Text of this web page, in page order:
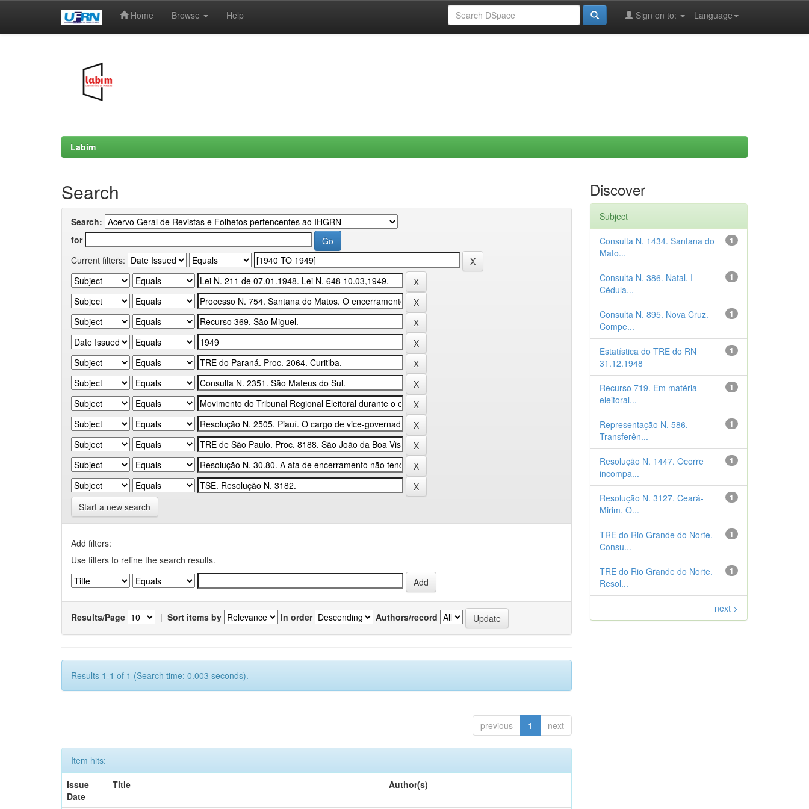
Home Browse Help Language
Sign on to:
Labim
Search
Search:
for
Current filters:
Start a new search
Add filters:
Use filters to refine the search results.
Results/Page | Sort items by In order Authors/record
Results 1-1 of 1 (Search time: 0.003 seconds).
previous 1 next
Item hits:
Issue
Date
Title Author(s)
Discover
Subject
1
Consulta N. 1434. Santana do
Mato...
1
Consulta N. 386. Natal. I—
Cédula...
1
Consulta N. 895. Nova Cruz.
Compe...
1
Estatística do TRE do RN
31.12.1948
1
Recurso 719. Em matéria
eleitoral...
1
Representação N. 586.
Transferên...
1
Resolução N. 1447. Ocorre
incompa...
1
Resolução N. 3127. Ceará-
Mirim. O...
1
TRE do Rio Grande do Norte.
Consu...
1
TRE do Rio Grande do Norte.
Resol...
next >